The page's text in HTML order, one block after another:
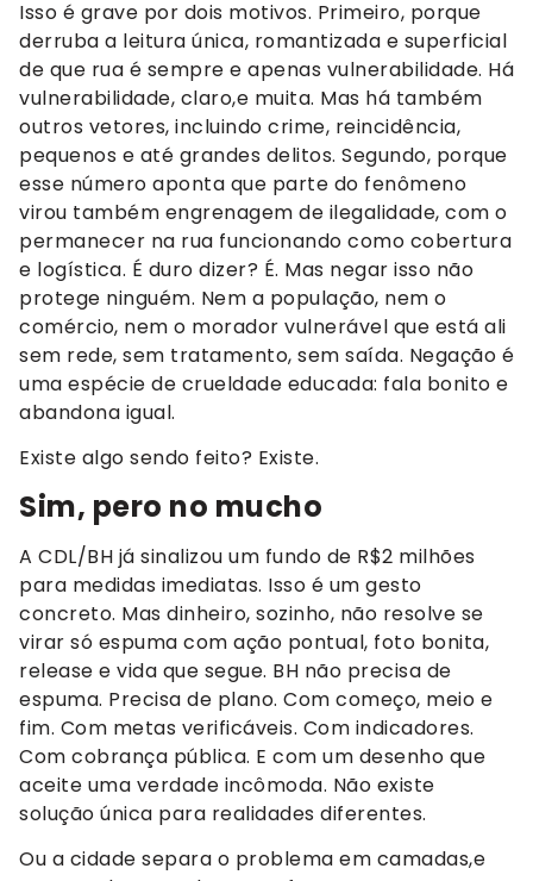
Isso é grave por dois motivos. Primeiro, porque
derruba a leitura única, romantizada e superficial
de que rua é sempre e apenas vulnerabilidade. Há
vulnerabilidade, claro,e muita. Mas há também
outros vetores, incluindo crime, reincidência,
pequenos e até grandes delitos. Segundo, porque
esse número aponta que parte do fenômeno
virou também engrenagem de ilegalidade, com o
permanecer na rua funcionando como cobertura
e logística. É duro dizer? É. Mas negar isso não
protege ninguém. Nem a população, nem o
comércio, nem o morador vulnerável que está ali
sem rede, sem tratamento, sem saída. Negação é
uma espécie de crueldade educada: fala bonito e
abandona igual.
Existe algo sendo feito? Existe.
Sim, pero no mucho
A CDL/BH já sinalizou um fundo de R$2 milhões
para medidas imediatas. Isso é um gesto
concreto. Mas dinheiro, sozinho, não resolve se
virar só espuma com ação pontual, foto bonita,
release e vida que segue. BH não precisa de
espuma. Precisa de plano. Com começo, meio e
fim. Com metas verificáveis. Com indicadores.
Com cobrança pública. E com um desenho que
aceite uma verdade incômoda. Não existe
solução única para realidades diferentes.
Ou a cidade separa o problema em camadas,e